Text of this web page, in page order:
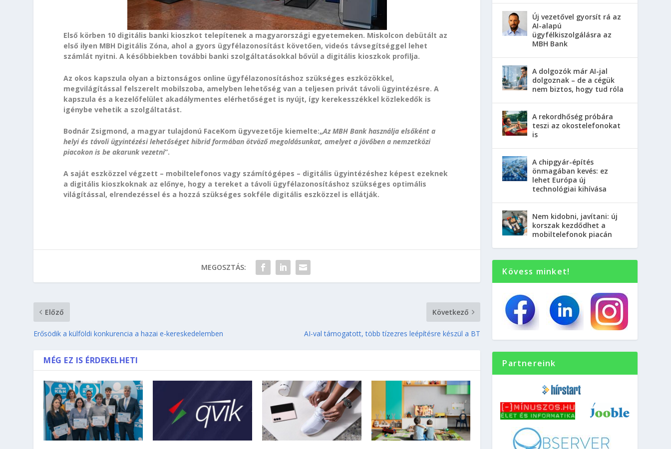
Első körben 10 digitális banki kioszkot telepítenek a magyarországi egyetemeken. Miskolcon debütált az
első ilyen MBH Digitális Zóna, ahol a gyors ügyfélazonosítást követően, videós távsegítséggel lehet
számlát nyitni. A későbbiekben további banki szolgáltatásokkal bővül a digitális kioszkok profilja.
Az okos kapszula olyan a biztonságos online ügyfélazonosításhoz szükséges eszközökkel,
megvilágítással felszerelt mobilszoba, amelyben lehetőség van a teljesen privát távoli ügyintézésre. A
kapszula és a kezelőfelület akadálymentes elérhetőséget is nyújt, így kerekesszékkel közlekedők is
igénybe vehetik a szolgáltatást.
Bodnár Zsigmond, a magyar tulajdonú FaceKom ügyvezetője kiemelte:„Az MBH Bank használja elsőként a
helyi és távoli ügyintézési lehetőséget hibrid formában ötvöző megoldásunkat, amelyet a jövőben a nemzetközi
piacokon is be akarunk vezetni”.
A saját eszközzel végzett – mobiltelefonos vagy számítógépes – digitális ügyintézéshez képest ezeknek
a digitális kioszkoknak az előnye, hogy a tereket a távoli ügyfélazonosításhoz szükséges optimális
világítással, elrendezéssel és a hozzá szükséges sokféle digitális eszközzel is ellátják.
MEGOSZTÁS:
Előző
Erősödik a külföldi konkurencia a hazai e-kereskedelemben
Következő
AI-val támogatott, több tízezres leépítésre készül a BT
MÉG EZ IS ÉRDEKELHETI
Új vezetővel gyorsít rá az
AI-alapú
ügyfélkiszolgálásra az
MBH Bank
A dolgozók már AI-jal
dolgoznak – de a cégük
nem biztos, hogy tud róla
A rekordhőség próbára
teszi az okostelefonokat
is
A chipgyár-építés
önmagában kevés: ez
lehet Európa új
technológiai kihívása
Nem kidobni, javítani: új
korszak kezdődhet a
mobiltelefonok piacán
Kövess minket!
Partnereink